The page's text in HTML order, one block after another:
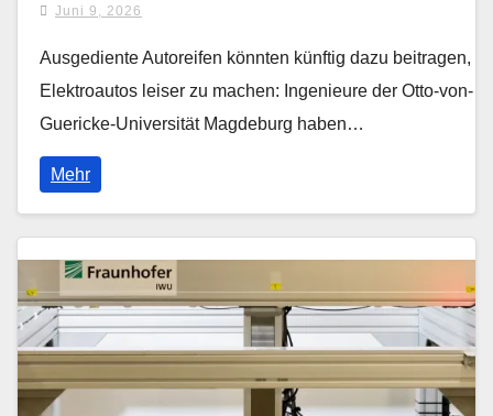
Juni 9, 2026
Ausgediente Autoreifen könnten künftig dazu beitragen,
Elektroautos leiser zu machen: Ingenieure der Otto-von-
Guericke-Universität Magdeburg haben…
Mehr